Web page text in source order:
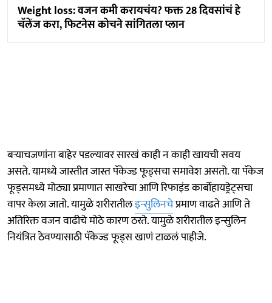
Weight loss: वजन कमी करायचंय? फक्त 28 दिवसांचं हे
चॅलेंज करा, फिटनेस कोचने सांगितला प्लान
बऱ्याचजणांना बाहेर पडल्यावर सारखं काही न काही खायची सवय
असते. यामध्ये जास्तीत जास्त पॅकेज्ड फूड्सचा समावेश असतो. या पॅकेज
फूड्समध्ये मोठ्या प्रमाणात साखरेचा आणि रिफाइंड कार्बोहायड्रेट्सचा
वापर केला जातो. यामुळे शरीरातीलइन्सुलिनचेप्रमाण वाढते आणि ते
अतिरिक्त वजन वाढीचे मोठे कारण ठरते. यामुळे शरीरातील इन्सुलिन
नियंत्रित ठेवण्यासाठी पॅकेज्ड फूड्स खाणं टाळलं पाहीजे.